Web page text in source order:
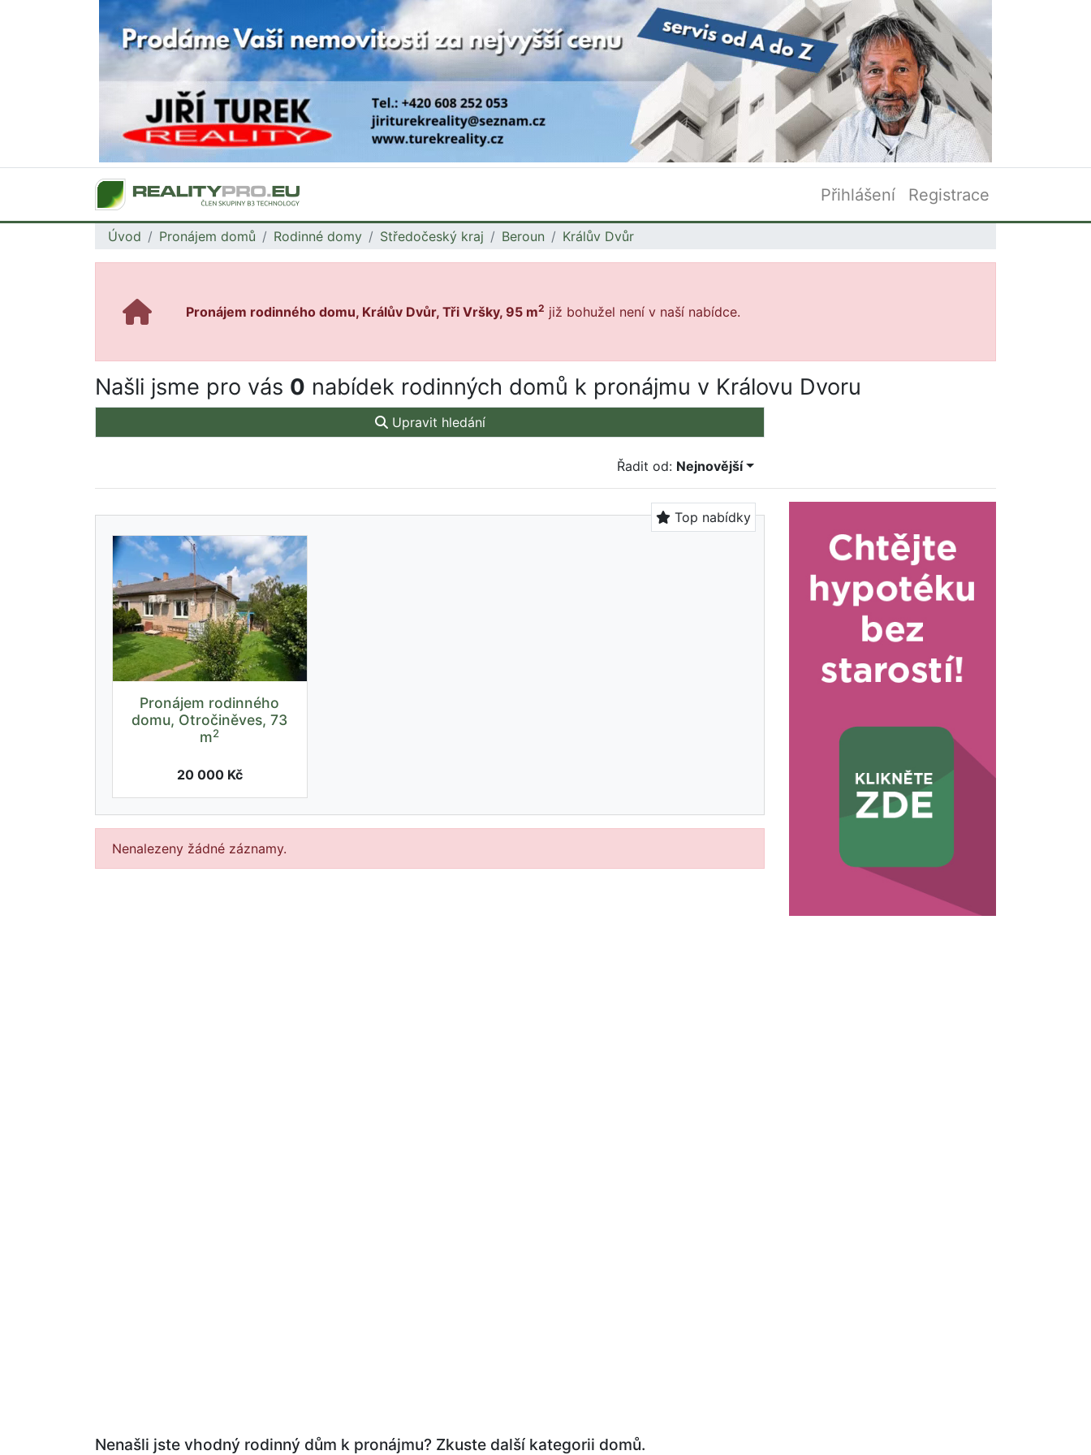
Přihlášení Registrace
Úvod Pronájem domů Rodinné domy Středočeský kraj Beroun Králův Dvůr
Pronájem rodinného domu, Králův Dvůr, Tři Vršky, 95 m2 již bohužel není v naší nabídce.
Našli jsme pro vás 0 nabídek rodinných domů k pronájmu v Královu Dvoru
Upravit hledání
Řadit od: Nejnovější
Top nabídky
Pronájem rodinného
domu, Otročiněves, 73
m2
20 000 Kč
Nenalezeny žádné záznamy.
Nenašli jste vhodný rodinný dům k pronájmu? Zkuste další kategorii domů.